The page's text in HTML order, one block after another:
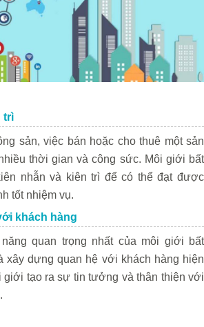
trì
sản, việc bán hoặc cho thuê một sản
thời gian và công sức. Môi giới bất
nhẫn và kiên trì để có thể đạt được
tốt nhiệm vụ.
khách hàng
quan trọng nhất của môi giới bất
xây dựng quan hệ với khách hàng hiện
giới tạo ra sự tin tưởng và thân thiện với